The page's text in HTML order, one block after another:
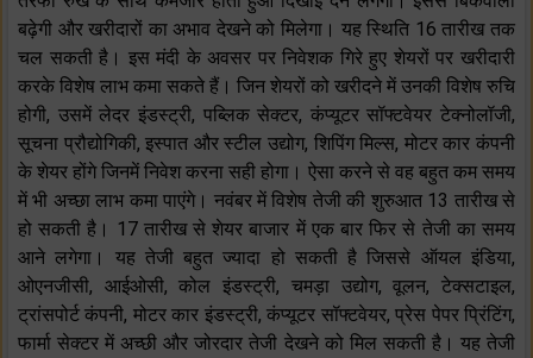
बढ़ेगी और खरीदारों का अभाव देखने को मिलेगा। यह स्थिति 16 तारीख तक
चल सकती है। इस मंदी के अवसर पर निवेशक गिरे हुए शेयरों पर खरीदारी
करके विशेष लाभ कमा सकते हैं। जिन शेयरों को खरीदने में उनकी विशेष रुचि
होगी, उसमें लेदर इंडस्ट्री, पब्लिक सेक्टर, कंप्यूटर सॉफ्टवेयर टेक्नोलॉजी,
सूचना प्रौद्योगिकी, इस्पात और स्टील उद्योग, शिपिंग मिल्स, मोटर कार कंपनी
के शेयर होंगे जिनमें निवेश करना सही होगा। ऐसा करने से वह बहुत कम समय
में भी अच्छा लाभ कमा पाएंगे। नवंबर में विशेष तेजी की शुरुआत 13 तारीख से
हो सकती है। 17 तारीख से शेयर बाजार में एक बार फिर से तेजी का समय
आने लगेगा। यह तेजी बहुत ज्यादा हो सकती है जिससे ऑयल इंडिया,
ओएनजीसी, आईओसी, कोल इंडस्ट्री, चमड़ा उद्योग, वूलन, टेक्सटाइल,
ट्रांसपोर्ट कंपनी, मोटर कार इंडस्ट्री, कंप्यूटर सॉफ्टवेयर, प्रेस पेपर प्रिंटिंग,
फार्मा सेक्टर में अच्छी और जोरदार तेजी देखने को मिल सकती है। यह तेजी